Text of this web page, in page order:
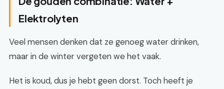
Elektrolyten
Veel mensen denken dat ze genoeg water drinken,
maar in de winter vergeten we het vaak.
Het is koud, dus je hebt geen dorst. Toch heeft je